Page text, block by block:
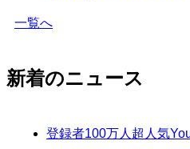
一覧へ
新着のニュース
登録者100万人超人気